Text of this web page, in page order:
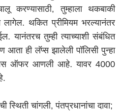
करण्यासाठी, तुम्हाला थकबाकी
लागेल. थकित प्रीमियम भरल्यानंतर
यानंतरच तुम्ही त्याच्याशी संबंधित
ही लॅप्स झालेली पॉलिसी पुन्हा
ऑफर आणली आहे. यावर 4000
चांगली, पंतप्रधानांचा दावा;